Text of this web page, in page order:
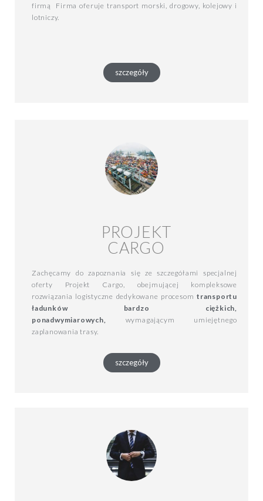
firmą Firma oferuje transport morski, drogowy, kolejowy i
lotniczy.
szczegóły
PROJEKT
CARGO
Zachęcamy do zapoznania się ze szczegółami specjalnej
oferty Projekt Cargo, obejmującej kompleksowe
rozwiązania logistyczne dedykowane procesom transportu
ładunków bardzo ciężkich,
ponadwymiarowych, wymagającym umiejętnego
zaplanowania trasy.
szczegóły